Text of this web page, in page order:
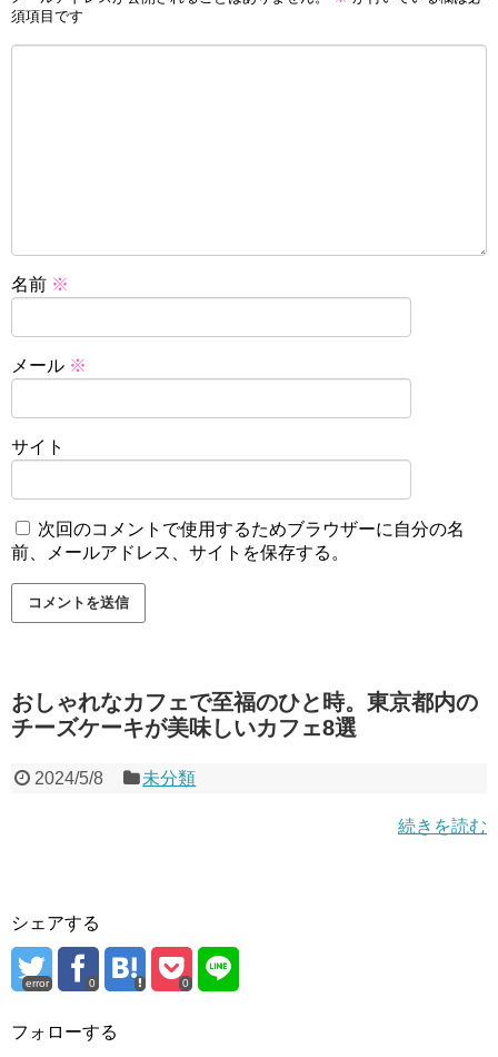
須項目です
名前 ※
メール ※
サイト
次回のコメントで使用するためブラウザーに自分の名
前、メールアドレス、サイトを保存する。
おしゃれなカフェで至福のひと時。東京都内の
チーズケーキが美味しいカフェ8選
2024/5/8 未分類
続きを読む
シェアする
error 0 0
フォローする